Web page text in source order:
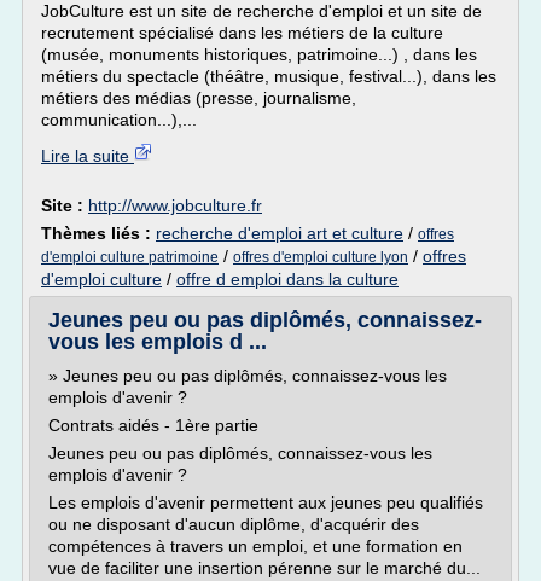
JobCulture est un site de recherche d'emploi et un site de
recrutement spécialisé dans les métiers de la culture
(musée, monuments historiques, patrimoine...) , dans les
métiers du spectacle (théâtre, musique, festival...), dans les
métiers des médias (presse, journalisme,
communication...),...
Lire la suite
Site : http://www.jobculture.fr
Thèmes liés : recherche d'emploi art et culture / offres
d'emploi culture patrimoine / offres d'emploi culture lyon / offres
d'emploi culture / offre d emploi dans la culture
Jeunes peu ou pas diplômés, connaissez-
vous les emplois d ...
» Jeunes peu ou pas diplômés, connaissez-vous les
emplois d'avenir ?
Contrats aidés - 1ère partie
Jeunes peu ou pas diplômés, connaissez-vous les
emplois d'avenir ?
Les emplois d'avenir permettent aux jeunes peu qualifiés
ou ne disposant d'aucun diplôme, d'acquérir des
compétences à travers un emploi, et une formation en
vue de faciliter une insertion pérenne sur le marché du...